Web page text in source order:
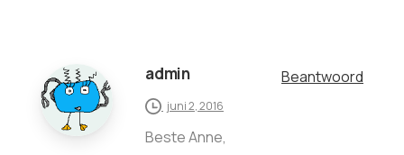
admin Beantwoord
juni 2, 2016
Beste Anne,